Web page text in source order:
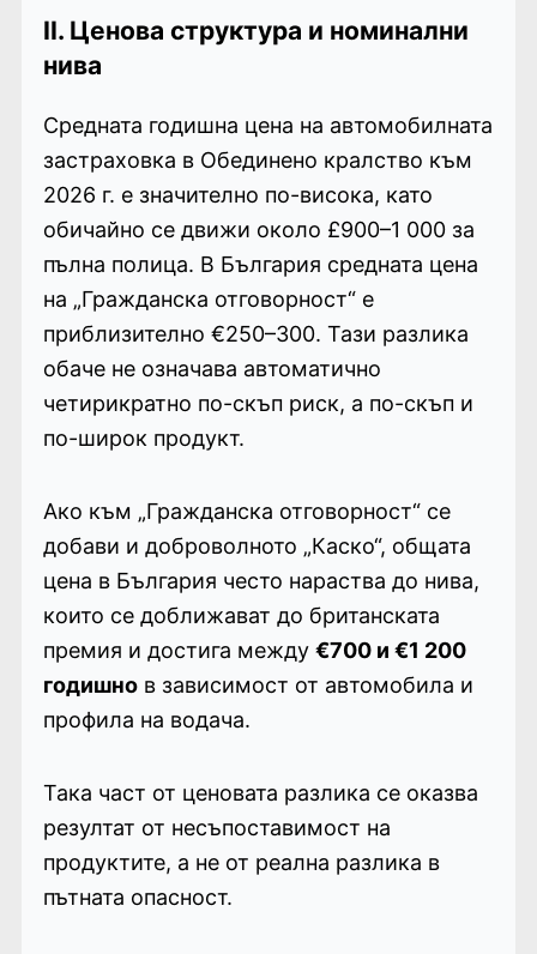
II. Ценова структура и номинални
нива
Средната годишна цена на автомобилната
застраховка в Обединено кралство към
2026 г. е значително по-висока, като
обичайно се движи около £900–1 000 за
пълна полица. В България средната цена
на „Гражданска отговорност“ е
приблизително €250–300. Тази разлика
обаче не означава автоматично
четирикратно по-скъп риск, а по-скъп и
по-широк продукт.
Ако към „Гражданска отговорност“ се
добави и доброволното „Каско“, общата
цена в България често нараства до нива,
които се доближават до британската
премия и достига между €700 и €1 200
годишнов зависимост от автомобила и
профила на водача.
Така част от ценовата разлика се оказва
резултат от несъпоставимост на
продуктите, а не от реална разлика в
пътната опасност.